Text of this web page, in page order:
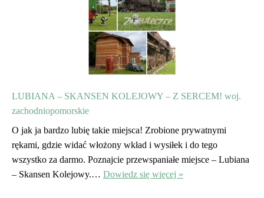
LUBIANA – SKANSEN KOLEJOWY – Z SERCEM! woj.
zachodniopomorskie
O jak ja bardzo lubię takie miejsca! Zrobione prywatnymi
rękami, gdzie widać włożony wkład i wysiłek i do tego
wszystko za darmo. Poznajcie przewspaniałe miejsce – Lubiana
– Skansen Kolejowy.… Dowiedz się więcej »